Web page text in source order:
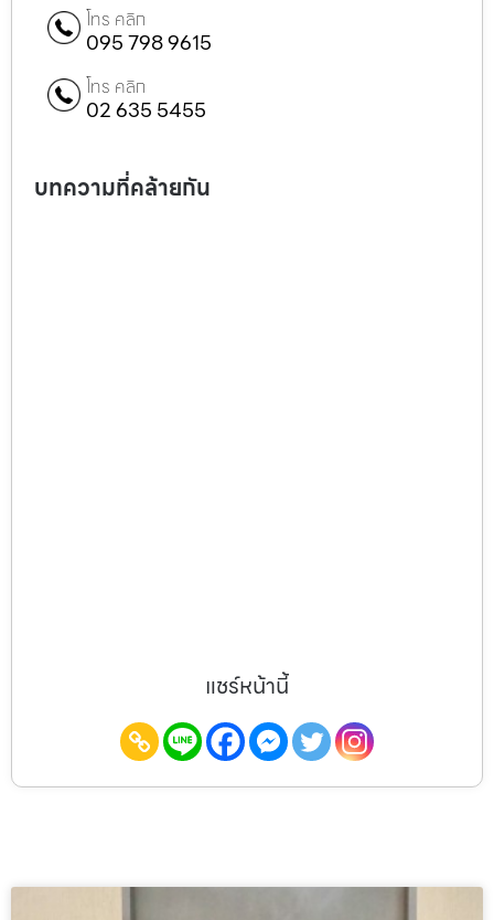
โทร คลิก
095 798 9615
โทร คลิก
02 635 5455
บทความที่คล้ายกัน
แชร์หน้านี้